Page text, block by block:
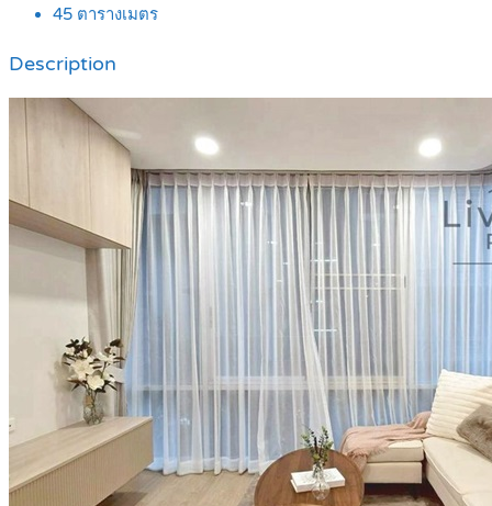
45 ตารางเมตร
Description